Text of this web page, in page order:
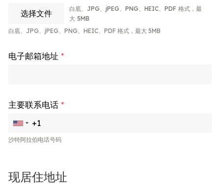
选择文件
白底、JPG、jPEG、PNG、HEIC、PDF 格式，最
大 5MB
白底、JPG、jPEG、PNG、HEIC、PDF 格式，最大 5MB
电子邮箱地址*
主要联系电话*
沙特阿拉伯电话号码
现居住地址